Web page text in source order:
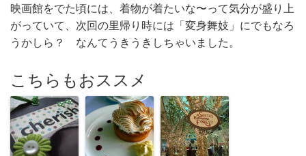
映画館をでた頃には、着物が着たいな〜って気分が盛り上
がっていて、次回の里帰り時には「変身舞妓」にでもなろ
うかしら？ なんてうきうきしちゃいました。
こちらもおススメ